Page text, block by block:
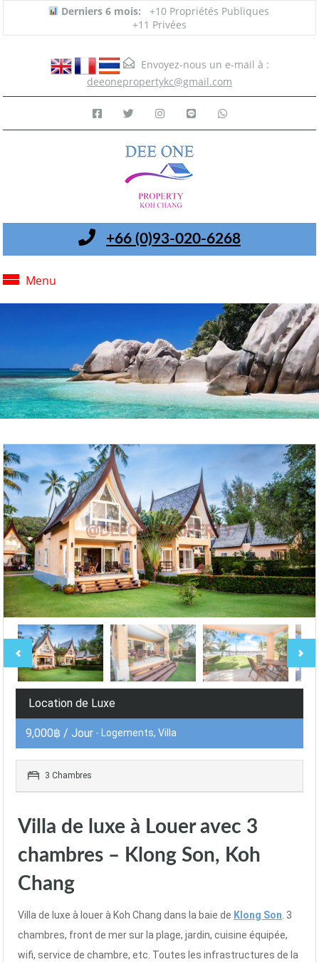
Derniers 6 mois:
+10 Propriétés Publiques
+11 Privées
Envoyez-nous un e-mail à :
deeonepropertykc@gmail.com
+66 (0)93-020-6268
Menu
Location de Luxe
9,000฿ / Jour - Logements, Villa
3 Chambres
Villa de luxe à Louer avec 3
chambres – Klong Son, Koh
Chang
Villa de luxe à louer à Koh Chang dans la baie de Klong Son. 3
chambres, front de mer sur la plage, jardin, cuisine équipée,
wifi, service de chambre, etc. Toutes les infrastructures de la